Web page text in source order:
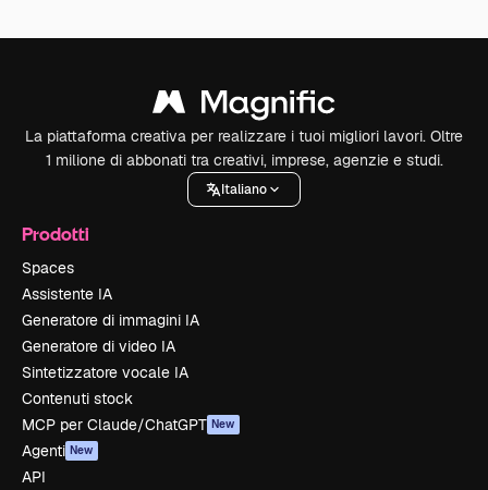
La piattaforma creativa per realizzare i tuoi migliori lavori. Oltre
1 milione di abbonati tra creativi, imprese, agenzie e studi.
Italiano
Prodotti
Spaces
Assistente IA
Generatore di immagini IA
Generatore di video IA
Sintetizzatore vocale IA
Contenuti stock
MCP per Claude/ChatGPT New
Agenti New
API